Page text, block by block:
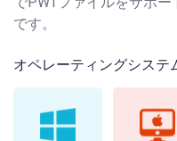
です。
オペレーティングシステ